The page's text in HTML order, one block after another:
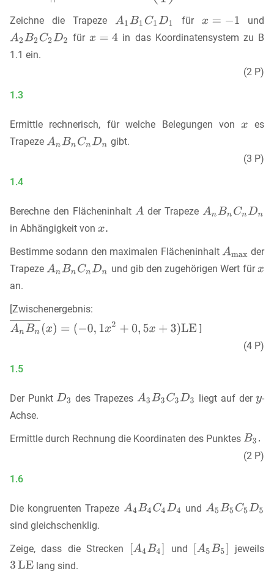
Zeichne die Trapeze für
und
für
in das Koordinatensystem zu B
1.1 ein.
(2 P)
1.3
Ermittle rechnerisch, für welche Belegungen von
es
Trapeze
gibt.
(3 P)
1.4
Berechne den Flächeninhalt
der Trapeze
in Abhängigkeit von
Bestimme sodann den maximalen Flächeninhalt
der
Trapeze
und gib den zugehörigen Wert für
an.
[Zwischenergebnis:
]
(4 P)
1.5
Der Punkt des Trapezes liegt auf der -
Achse.
Ermittle durch Rechnung die Koordinaten des Punktes
(2 P)
1.6
Die kongruenten Trapeze
und
sind gleichschenklig.
Zeige, dass die Strecken
und
jeweils
lang sind.